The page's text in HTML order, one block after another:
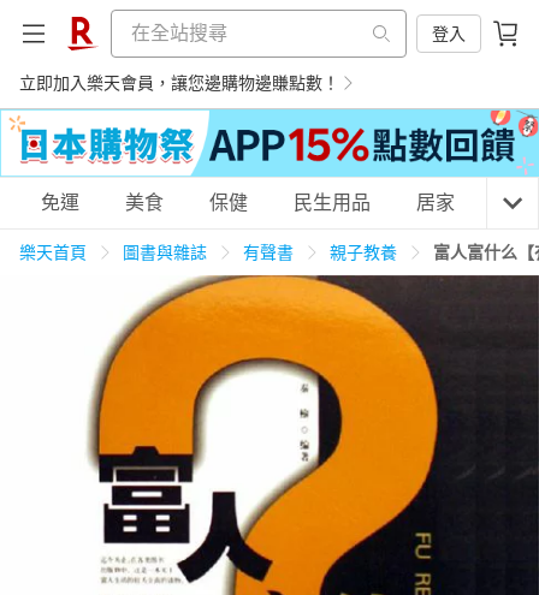
登入
立即加入樂天會員，讓您邊購物邊賺點數！
購物網分類
養生保健
居家生活 3C家電 運動休閒
男裝
免運 美食 保健 民生用品 居家 3C
樂天首頁 圖書與雜誌 有聲書 親子教養 富人富什么【